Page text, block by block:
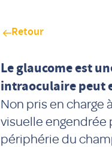
Retour
Le glaucome est
intraoculaire peut
Non pris en charge
visuelle engendrée
périphérie du